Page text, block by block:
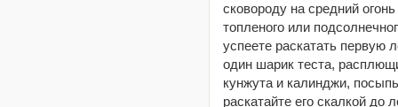
сковороду на средний
топленого или
успеете раскатать первую
один шарик теста,
кунжута и калинджи,
раскатайте его скалкой